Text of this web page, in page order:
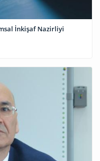
İnkişaf Nazirliyi